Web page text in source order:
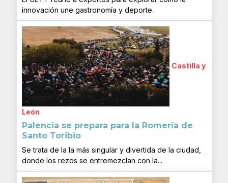
innovación une gastronomía y deporte.
Castilla y
León
Palencia se prepara para la Romería de
Santo Toribio
Se trata de la la más singular y divertida de la ciudad,
donde los rezos se entremezclan con la...